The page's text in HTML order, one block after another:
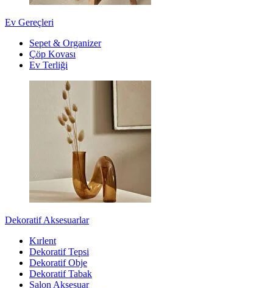
Ev Gereçleri
Sepet & Organizer
Çöp Kovası
Ev Terliği
Dekoratif Aksesuarlar
Kırlent
Dekoratif Tepsi
Dekoratif Obje
Dekoratif Tabak
Salon Aksesuar